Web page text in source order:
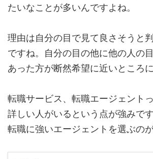
たいなことが多いんですよね。
理由は自分の目で見て良さそうと
ですね。自分の目の他に他の人の
あった方が断然希望に近いところ
転職サービス、転職エージェント
詳しい人がいるという点が強みで
転職に強いエージェントを選ぶのが